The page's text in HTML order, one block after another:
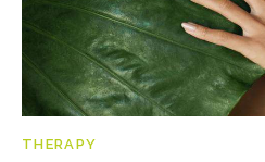
THERAPY